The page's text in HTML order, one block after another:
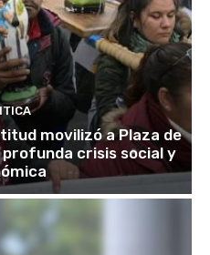
movilizó a Plaza de
profunda crisis social y